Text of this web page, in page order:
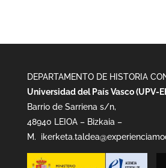
DEPARTAMENTO DE HISTORIA
Universidad del País Vasco (UPV-
Barrio de Sarriena s/n,
48940 LEIOA – Bizkaia –
M.